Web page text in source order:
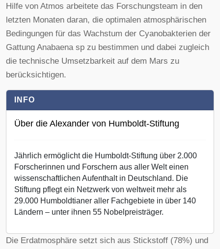
Hilfe von Atmos arbeitete das Forschungsteam in den
letzten Monaten daran, die optimalen atmosphärischen
Bedingungen für das Wachstum der Cyanobakterien der
Gattung Anabaena sp zu bestimmen und dabei zugleich
die technische Umsetzbarkeit auf dem Mars zu
berücksichtigen.
INFO
Über die Alexander von Humboldt-Stiftung
Jährlich ermöglicht die Humboldt-Stiftung über 2.000
Forscherinnen und Forschern aus aller Welt einen
wissenschaftlichen Aufenthalt in Deutschland. Die
Stiftung pflegt ein Netzwerk von weltweit mehr als
29.000 Humboldtianer aller Fachgebiete in über 140
Ländern – unter ihnen 55 Nobelpreisträger.
Die Erdatmosphäre setzt sich aus Stickstoff (78%) und